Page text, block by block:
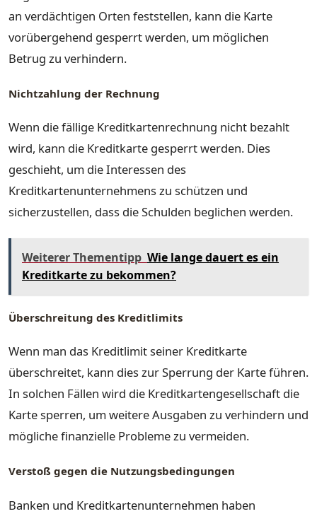
an verdächtigen Orten feststellen, kann die Karte
vorübergehend gesperrt werden, um möglichen
Betrug zu verhindern.
Nichtzahlung der Rechnung
Wenn die fällige Kreditkartenrechnung nicht bezahlt
wird, kann die Kreditkarte gesperrt werden. Dies
geschieht, um die Interessen des
Kreditkartenunternehmens zu schützen und
sicherzustellen, dass die Schulden beglichen werden.
Weiterer Thementipp Wie lange dauert es ein
Kreditkarte zu bekommen?
Überschreitung des Kreditlimits
Wenn man das Kreditlimit seiner Kreditkarte
überschreitet, kann dies zur Sperrung der Karte führen.
In solchen Fällen wird die Kreditkartengesellschaft die
Karte sperren, um weitere Ausgaben zu verhindern und
mögliche finanzielle Probleme zu vermeiden.
Verstoß gegen die Nutzungsbedingungen
Banken und Kreditkartenunternehmen haben